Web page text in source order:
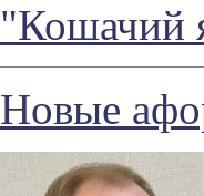
"Кошачий
Новые